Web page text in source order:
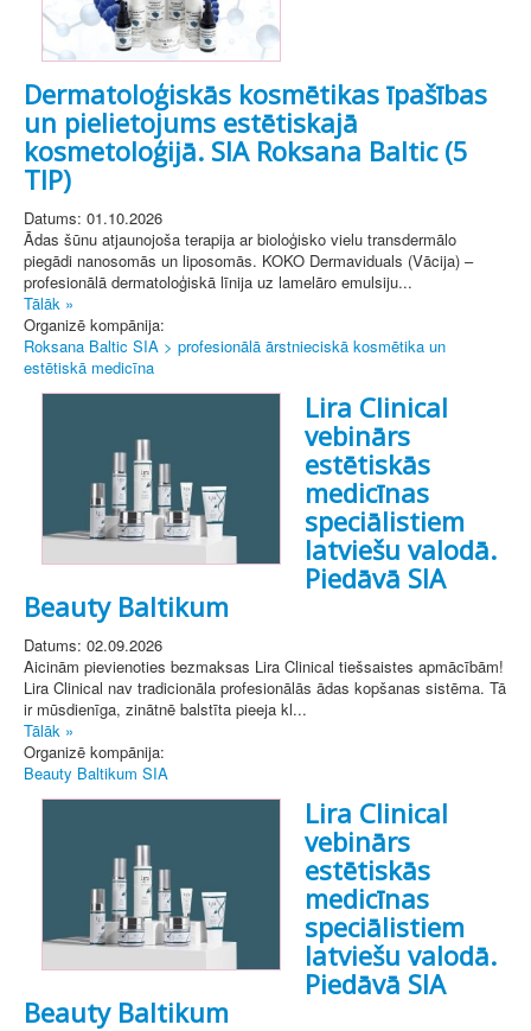
Dermatoloģiskās kosmētikas īpašības
un pielietojums estētiskajā
kosmetoloģijā. SIA Roksana Baltic (5
TIP)
Datums: 01.10.2026
Ādas šūnu atjaunojoša terapija ar bioloģisko vielu transdermālo
piegādi nanosomās un liposomās. KOKO Dermaviduals (Vācija) –
profesionālā dermatoloģiskā līnija uz lamelāro emulsiju...
Tālāk »
Organizē kompānija:
Roksana Baltic SIA > profesionālā ārstnieciskā kosmētika un
estētiskā medicīna
Lira Clinical
vebinārs
estētiskās
medicīnas
speciālistiem
latviešu valodā.
Piedāvā SIA
Beauty Baltikum
Datums: 02.09.2026
Aicinām pievienoties bezmaksas Lira Clinical tiešsaistes apmācībām!
Lira Clinical nav tradicionāla profesionālās ādas kopšanas sistēma. Tā
ir mūsdienīga, zinātnē balstīta pieeja kl...
Tālāk »
Organizē kompānija:
Beauty Baltikum SIA
Lira Clinical
vebinārs
estētiskās
medicīnas
speciālistiem
latviešu valodā.
Piedāvā SIA
Beauty Baltikum